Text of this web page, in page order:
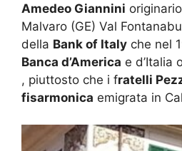
Amedeo Giannini
Malvaro (GE) Val
della Bank of Italy che nel
Banca d’America e d’Italia
, piuttosto che i fratelli
fisarmonica emigrata in